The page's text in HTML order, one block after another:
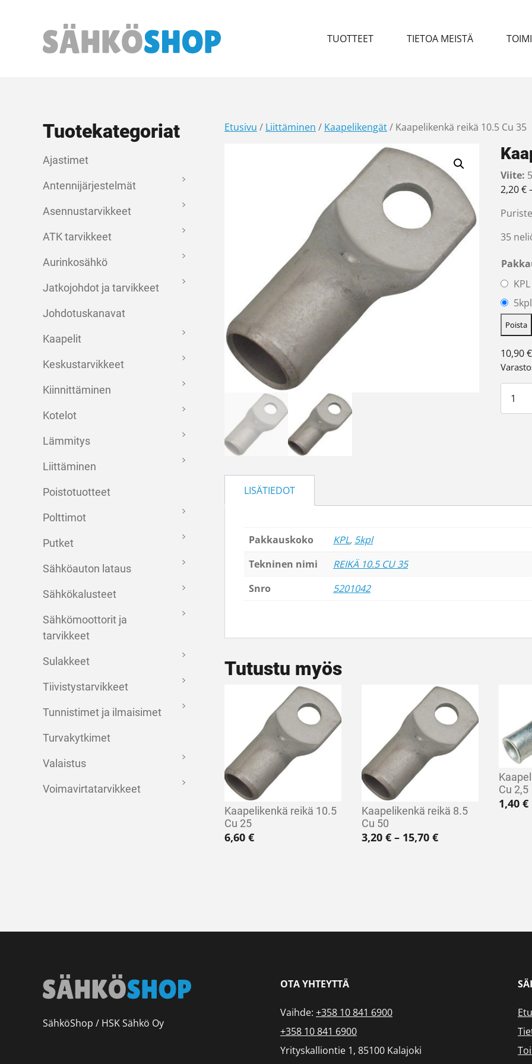
Päävalikko TUOTTEET TIETOA MEISTÄ
Tuotekategoriat
Ajastimet
Antennijärjestelmät
Asennustarvikkeet
ATK tarvikkeet
Aurinkosähkö
Jatkojohdot ja tarvikkeet
Johdotuskanavat
Kaapelit
Keskustarvikkeet
Kiinnittäminen
Kotelot
Lämmitys
Liittäminen
Poistotuotteet
Polttimot
Putket
Sähköauton lataus
Sähkökalusteet
Sähkömoottorit ja
tarvikkeet
Sulakkeet
Tiivistystarvikkeet
Tunnistimet ja ilmaisimet
Turvakytkimet
Valaistus
Voimavirtatarvikkeet
Etusivu / Liittäminen / Kaapelikengät/ Kaapelikenkä reikä 10.5 Cu 35
Viite:
2,20€
35
KPL
5kpl
Poista
10,90€
LISÄTIEDOT
Pakkauskoko KPL, 5kpl
Tekninen nimi
REIKÄ 10.5 CU 35
Snro
5201042
Tutustu myös
Kaapelikenkä reikä 10.5
Cu 25
6,60 €
Kaapelikenkä reikä 8.5
Cu 50
3,20€ – 15,70€Hintaluokka: 3,20
Cu 2,5
1,40€
SähköShop / HSK Sähkö Oy
OTA YHTEYTTÄ
Vaihde: +358 10 841 6900
+358 10 841 6900
Yrityskalliontie 1, 85100 Kalajoki